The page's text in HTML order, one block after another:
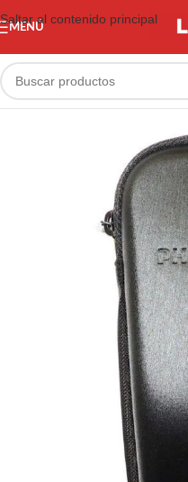
Saltar al contenido principal
MENÚ